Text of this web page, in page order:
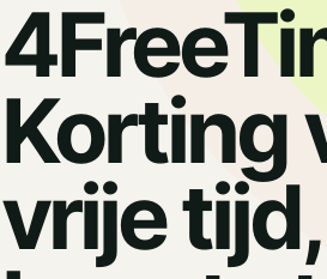
Korting
vrije